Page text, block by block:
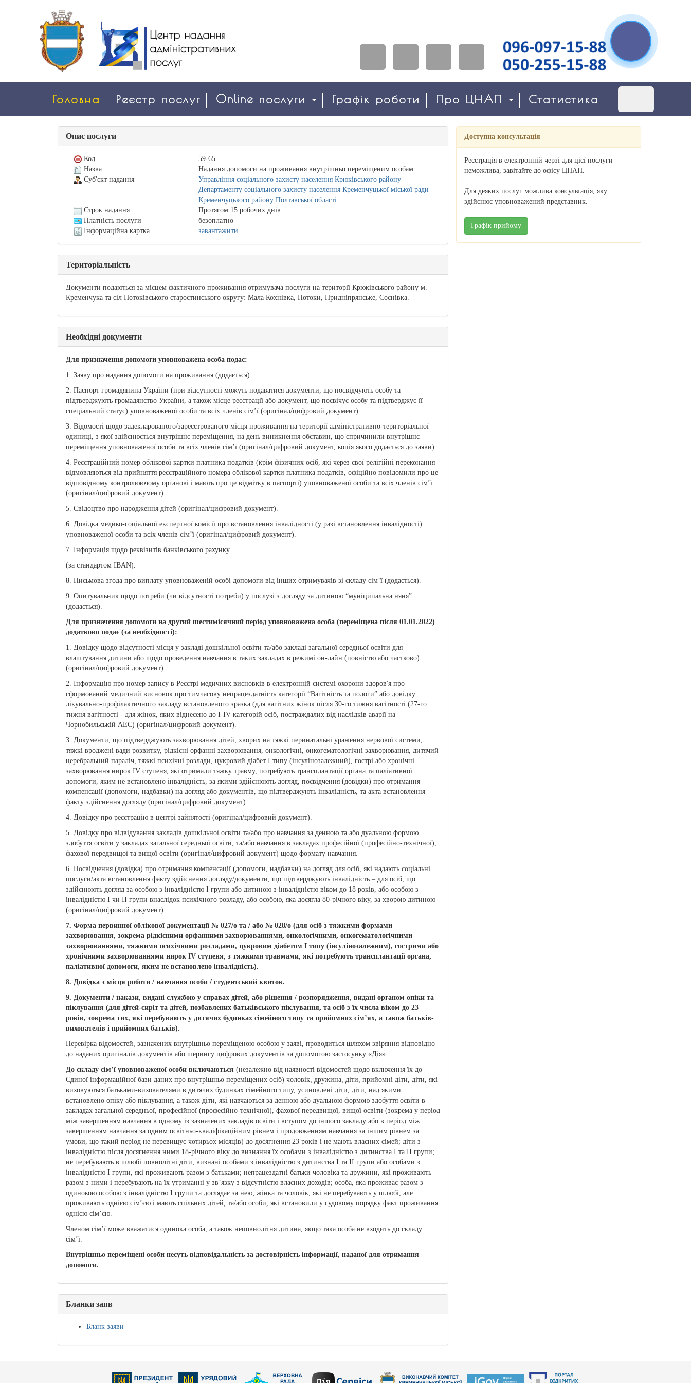
Головна Реєстр послуг Online послуги Графік роботи Про ЦНАП Статистика
Опис послуги
Код
59-65
Назва
Надання допомоги на проживання внутрішньо переміщеним особам
Суб'єкт надання
Управління соціального захисту населення Крюківського району
Департаменту соціального захисту населення Кременчуцької міської ради
Кременчуцького району Полтавської області
Строк надання
Протягом 15 робочих днів
Платність послуги
безоплатно
Інформаційна картка
завантажити
Територіальність
Документи подаються за місцем фактичного проживання отримувача послуги на території Крюківського району м.
Кременчука та сіл Потоківського старостинського округу: Мала Кохнівка, Потоки, Придніпрянське, Соснівка.
Необхідні документи
Для призначення допомоги уповноважена особа подає:
1. Заяву про надання допомоги на проживання (додається).
2. Паспорт громадянина України (при відсутності можуть подаватися документи, що посвідчують особу та
підтверджують громадянство України, а також місце реєстрації або документ, що посвічує особу та підтверджує її
спеціальний статус) уповноваженої особи та всіх членів сім’ї (оригінал/цифровий документ).
3. Відомості щодо задекларованого/зареєстрованого місця проживання на території адміністративно-територіальної
одиниці, з якої здійснюється внутрішнє переміщення, на день виникнення обставин, що спричинили внутрішнє
переміщення уповноваженої особи та всіх членів сім’ї (оригінал/цифровий документ, копія якого додається до заяви).
4. Реєстраційний номер облікової картки платника податків (крім фізичних осіб, які через свої релігійні переконання
відмовляються від прийняття реєстраційного номера облікової картки платника податків, офіційно повідомили про це
відповідному контролюючому органові і мають про це відмітку в паспорті) уповноваженої особи та всіх членів сім’ї
(оригінал/цифровий документ).
5. Свідоцтво про народження дітей (оригінал/цифровий документ).
6. Довідка медико-соціальної експертної комісії про встановлення інвалідності (у разі встановлення інвалідності)
уповноваженої особи та всіх членів сім’ї (оригінал/цифровий документ).
7. Інформація щодо реквізитів банківського рахунку
(за стандартом IBAN).
8. Письмова згода про виплату уповноваженій особі допомоги від інших отримувачів зі складу сім’ї (додається).
9. Опитувальник щодо потреби (чи відсутності потреби) у послузі з догляду за дитиною “муніципальна няня”
(додається).
Для призначення допомоги на другий шестимісячний період уповноважена особа (переміщена після 01.01.2022)
додатково подає (за необхідності):
1. Довідку щодо відсутності місця у закладі дошкільної освіти та/або закладі загальної середньої освіти для
влаштування дитини або щодо проведення навчання в таких закладах в режимі он-лайн (повністю або частково)
(оригінал/цифровий документ).
2. Інформацію про номер запису в Реєстрі медичних висновків в електронній системі охорони здоров'я про
сформований медичний висновок про тимчасову непрацездатність категорії “Вагітність та пологи” або довідку
лікувально-профілактичного закладу встановленого зразка (для вагітних жінок після 30-го тижня вагітності (27-го
тижня вагітності - для жінок, яких віднесено до I-IV категорій осіб, постраждалих від наслідків аварії на
Чорнобильській АЕС) (оригінал/цифровий документ).
3. Документи, що підтверджують захворювання дітей, хворих на тяжкі перинатальні ураження нервової системи,
тяжкі вроджені вади розвитку, рідкісні орфанні захворювання, онкологічні, онкогематологічні захворювання, дитячий
церебральний параліч, тяжкі психічні розлади, цукровий діабет I типу (інсулінозалежний), гострі або хронічні
захворювання нирок IV ступеня, які отримали тяжку травму, потребують трансплантації органа та паліативної
допомоги, яким не встановлено інвалідність, за якими здійснюють догляд, посвідчення (довідки) про отримання
компенсації (допомоги, надбавки) на догляд або документів, що підтверджують інвалідність, та акта встановлення
факту здійснення догляду (оригінал/цифровий документ).
4. Довідку про реєстрацію в центрі зайнятості (оригінал/цифровий документ).
5. Довідку про відвідування закладів дошкільної освіти та/або про навчання за денною та або дуальною формою
здобуття освіти у закладах загальної середньої освіти, та/або навчання в закладах професійної (професійно-технічної),
фахової передвищої та вищої освіти (оригінал/цифровий документ) щодо формату навчання.
6. Посвідчення (довідка) про отримання компенсації (допомоги, надбавки) на догляд для осіб, які надають соціальні
послуги/акта встановлення факту здійснення догляду/документи, що підтверджують інвалідність – для осіб, що
здійснюють догляд за особою з інвалідністю I групи або дитиною з інвалідністю віком до 18 років, або особою з
інвалідністю I чи II групи внаслідок психічного розладу, або особою, яка досягла 80-річного віку, за хворою дитиною
(оригінал/цифровий документ).
7. Форма первинної облікової документації № 027/о та / або № 028/о (для осіб з тяжкими формами
захворювання, зокрема рідкісними орфанними захворюваннями, онкологічними, онкогематологічними
захворюваннями, тяжкими психічними розладами, цукровим діабетом I типу (інсулінозалежним), гострими або
хронічними захворюваннями нирок IV ступеня, з тяжкими травмами, які потребують трансплантації органа,
паліативної допомоги, яким не встановлено інвалідність).
8. Довідка з місця роботи / навчання особи / студентський квиток.
9. Документи / накази, видані службою у справах дітей, або рішення / розпорядження, видані органом опіки та
піклування (для дітей-сиріт та дітей, позбавлених батьківського піклування, та осіб з їх числа віком до 23
років, зокрема тих, які перебувають у дитячих будинках сімейного типу та прийомних сім’ях, а також батьків-
вихователів і прийомних батьків).
Перевірка відомостей, зазначених внутрішньо переміщеною особою у заяві, проводиться шляхом звіряння відповідно
до наданих оригіналів документів або шерингу цифрових документів за допомогою застосунку «Дія».
До складу сім’ї уповноваженої особи включаються (незалежно від наявності відомостей щодо включення їх до
Єдиної інформаційної бази даних про внутрішньо переміщених осіб) чоловік, дружина, діти, прийомні діти, діти, які
виховуються батьками-вихователями в дитячих будинках сімейного типу, усиновлені діти, діти, над якими
встановлено опіку або піклування, а також діти, які навчаються за денною або дуальною формою здобуття освіти в
закладах загальної середньої, професійної (професійно-технічної), фахової передвищої, вищої освіти (зокрема у період
між завершенням навчання в одному із зазначених закладів освіти і вступом до іншого закладу або в період між
завершенням навчання за одним освітньо-кваліфікаційним рівнем і продовженням навчання за іншим рівнем за
умови, що такий період не перевищує чотирьох місяців) до досягнення 23 років і не мають власних сімей; діти з
інвалідністю після досягнення ними 18-річного віку до визнання їх особами з інвалідністю з дитинства I та II групи;
не перебувають в шлюбі повнолітні діти; визнані особами з інвалідністю з дитинства I та II групи або особами з
інвалідністю I групи, які проживають разом з батьками; непрацездатні батьки чоловіка та дружини, які проживають
разом з ними і перебувають на їх утриманні у зв’язку з відсутністю власних доходів; особа, яка проживає разом з
одинокою особою з інвалідністю I групи та доглядає за нею; жінка та чоловік, які не перебувають у шлюбі, але
проживають однією сім’єю і мають спільних дітей, та/або особи, які встановили у судовому порядку факт проживання
однією сім’єю.
Членом сім’ї може вважатися одинока особа, а також неповнолітня дитина, якщо така особа не входить до складу
сім’ї.
Внутрішньо переміщені особи несуть відповідальність за достовірність інформації, наданої для отримання
допомоги.
Бланки заяв
Бланк заяви
Доступна консультація
Реєстрація в електронній черзі для цієї послуги
неможлива, завітайте до офісу ЦНАП.
Для деяких послуг можлива консультація, яку
здійснює уповноважений представник.
Графік прийому